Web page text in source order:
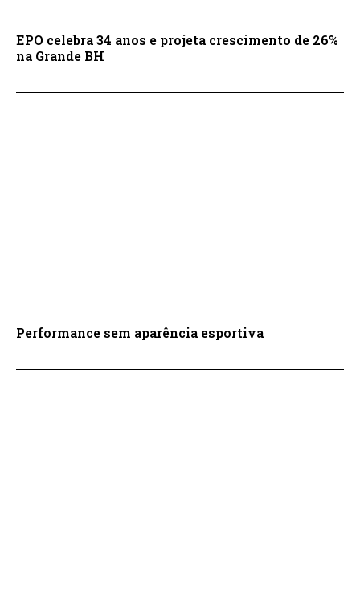
EPO celebra 34 anos e projeta crescimento de 26%
na Grande BH
Performance sem aparência esportiva